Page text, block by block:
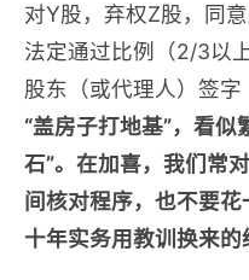
对Y股，弃权Z股，同
法定通过比例（2/3以
股东（或代理人）签字
“盖房子打地基”，看
石”。在加喜，我们常
间核对程序，也不要
十年实务用教训换来的